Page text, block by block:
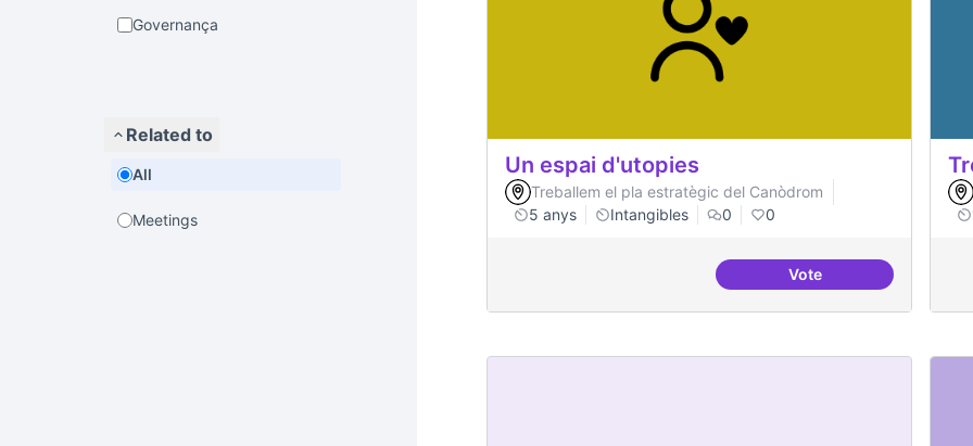
Governança
Related to
All
Meetings
Un espai d'utopies
Treballem el pla estratègic del Canòdrom
5 anys
Intangibles 0 0
VoteUn espai d'utopies